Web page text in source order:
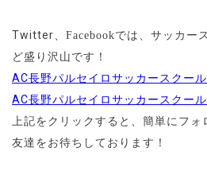
Twitter、 Facebookでは、サッカー
ど盛り沢山です！
AC長野パルセイロサッカースクー
AC長野パルセイロサッカースクー
上記をクリックすると、簡単にフォ
友達をお待ちしております！